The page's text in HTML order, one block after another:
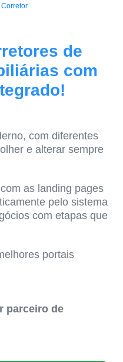
de
com
com diferentes
e alterar sempre
as landing pages
pelo sistema
com etapas que
portais
parceiro de